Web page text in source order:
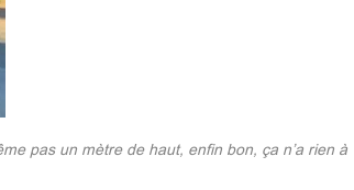
pas un mètre de haut, enfin bon, ça n’a rien à